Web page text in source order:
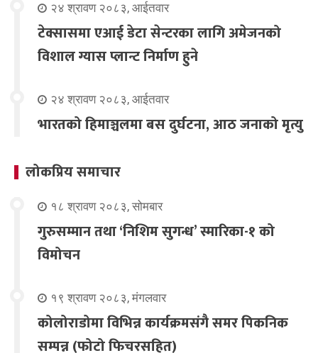
२४ श्रावण २०८३, आईतवार
टेक्सासमा एआई डेटा सेन्टरका लागि अमेजनको
विशाल ग्यास प्लान्ट निर्माण हुने
२४ श्रावण २०८३, आईतवार
भारतको हिमाञ्चलमा बस दुर्घटना, आठ जनाको मृत्यु
लोकप्रिय समाचार
१८ श्रावण २०८३, सोमबार
गुरुसम्मान तथा ‘निशिम सुगन्ध’ स्मारिका-१ को
विमोचन
१९ श्रावण २०८३, मंगलवार
कोलोराडोमा विभिन्न कार्यक्रमसंगै समर पिकनिक
सम्पन्न (फोटो फिचरसहित)